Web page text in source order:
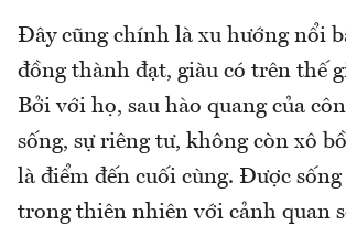
Đây cũng chính là xu hướng nổi
đồng thành đạt, giàu có trên thế
Bởi với họ, sau hào quang của
sống, sự riêng tư, không còn xô
là điểm đến cuối cùng. Được
trong thiên nhiên với cảnh quan